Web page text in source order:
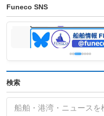
Funeco SNS
検索